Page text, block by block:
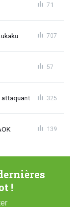
71
707
57
attaquant 325
139
!